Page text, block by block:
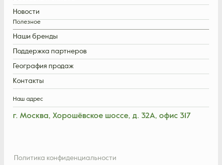
Новости
Полезное
Наши бренды
Поддержка партнеров
География продаж
Контакты
Политика конфиденциальности
Наш адрес
г. Москва, Хорошёвское шоссе, д. 32А, офис 317